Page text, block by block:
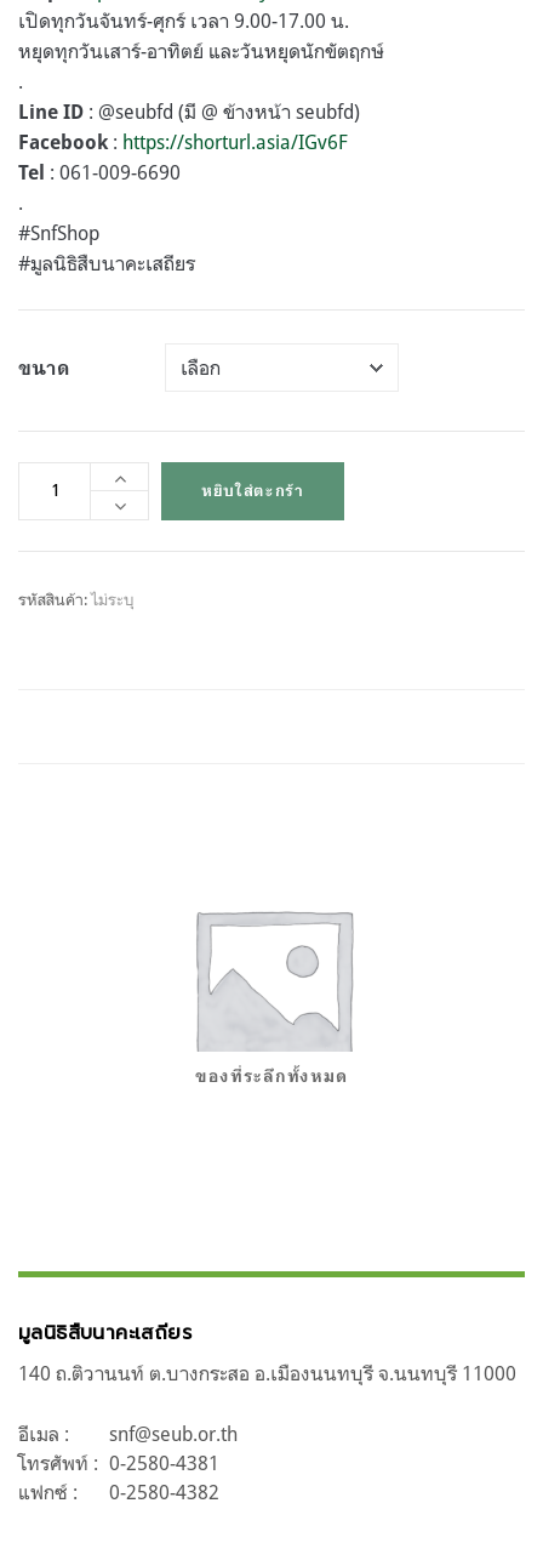
เปิดทุกวันจันทร์-ศุกร์ เวลา 9.00-17.00 น.
หยุดทุกวันเสาร์-อาทิตย์ และวันหยุดนักขัตฤกษ์
.
Line ID : @seubfd (มี @ ข้างหน้า seubfd)
Facebook : https://shorturl.asia/IGv6F
Tel : 061-009-6690
.
#SnfShop
#มูลนิธิสืบนาคะเสถียร
ขนาด
หยิบใส่ตะกร้า
รหัสสินค้า:ไม่ระบุ
ของที่ระลึกทั้งหมด
มูลนิธิสืบนาคะเสถียร
140 ถ.ติวานนท์ ต.บางกระสอ อ.เมืองนนทบุรี จ.นนทบุรี 11000
อีเมล :
snf@seub.or.th
โทรศัพท์ : 0-2580-4381
แฟกซ์ :
0-2580-4382